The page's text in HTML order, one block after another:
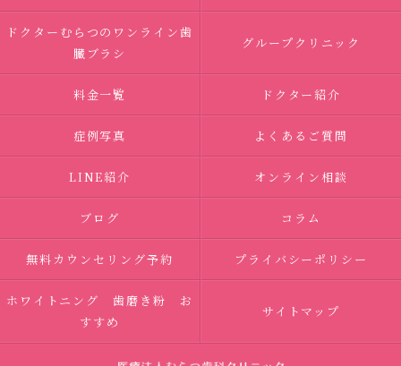
ドクターむらつのワンライン歯
臓ブラシ
グループクリニック
料金一覧 ドクター紹介
症例写真 よくあるご質問
LINE紹介 オンライン相談
ブログ コラム
無料カウンセリング予約 プライバシーポリシー
ホワイトニング 歯磨き粉 お
すすめ
サイトマップ